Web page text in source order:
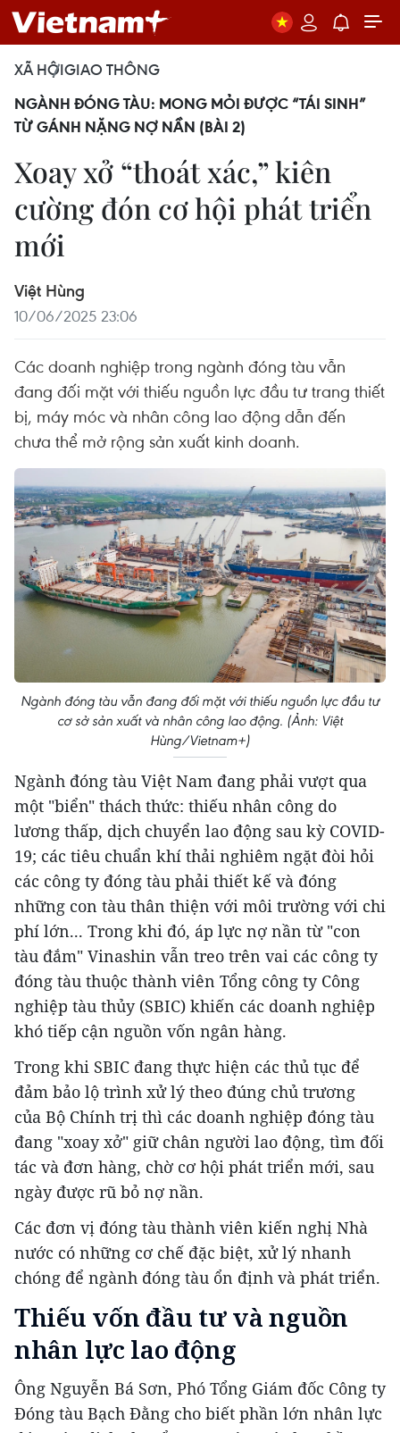
XÃ HỘIGIAO THÔNG
NGÀNH ĐÓNG TÀU: MONG MỎI ĐƯỢC “TÁI SINH”
TỪ GÁNH NẶNG NỢ NẦN (BÀI 2)
Xoay xở “thoát xác,” kiên
cường đón cơ hội phát triển
mới
Việt Hùng
10/06/2025 23:06
Các doanh nghiệp trong ngành đóng tàu vẫn
đang đối mặt với thiếu nguồn lực đầu tư trang thiết
bị, máy móc và nhân công lao động dẫn đến
chưa thể mở rộng sản xuất kinh doanh.
Ngành đóng tàu vẫn đang đối mặt với thiếu nguồn lực đầu tư
cơ sở sản xuất và nhân công lao động. (Ảnh: Việt
Hùng/Vietnam+)
Ngành đóng tàu Việt Nam đang phải vượt qua
một "biển" thách thức: thiếu nhân công do
lương thấp, dịch chuyển lao động sau kỳ COVID-
19; các tiêu chuẩn khí thải nghiêm ngặt đòi hỏi
các công ty đóng tàu phải thiết kế và đóng
những con tàu thân thiện với môi trường với chi
phí lớn... Trong khi đó, áp lực nợ nần từ "con
tàu đắm" Vinashin vẫn treo trên vai các công ty
đóng tàu thuộc thành viên Tổng công ty Công
nghiệp tàu thủy (SBIC) khiến các doanh nghiệp
khó tiếp cận nguồn vốn ngân hàng.
Trong khi SBIC đang thực hiện các thủ tục để
đảm bảo lộ trình xử lý theo đúng chủ trương
của Bộ Chính trị thì các doanh nghiệp đóng tàu
đang "xoay xở" giữ chân người lao động, tìm đối
tác và đơn hàng, chờ cơ hội phát triển mới, sau
ngày được rũ bỏ nợ nần.
Các đơn vị đóng tàu thành viên kiến nghị Nhà
nước có những cơ chế đặc biệt, xử lý nhanh
chóng để ngành đóng tàu ổn định và phát triển.
Thiếu vốn đầu tư và nguồn
nhân lực lao động
Ông Nguyễn Bá Sơn, Phó Tổng Giám đốc Công ty
Đóng tàu Bạch Đằng cho biết phần lớn nhân lực